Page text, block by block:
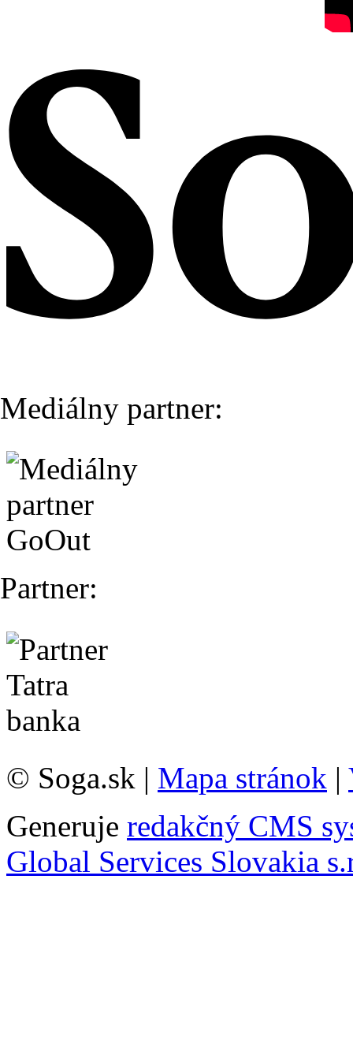
Mediálny partner:
Partner:
© Soga.sk | Mapa stránok |
Generuje redakčný CMS
Global Services Slovakia